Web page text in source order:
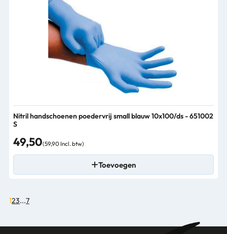
Nitril handschoenen poedervrij small blauw 10x100/ds - 651002
S
49,50(59,90 Incl. btw)
Toevoegen
123...7